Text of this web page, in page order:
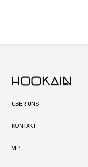
ÜBER UNS
KONTAKT
VIP